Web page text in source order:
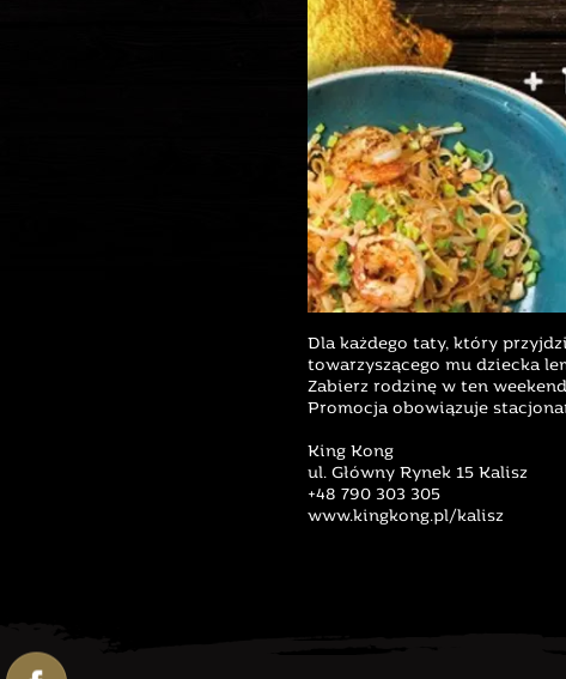
Dla każdego taty, który
towarzyszącego mu dziecka
Zabierz rodzinę w ten
Promocja obowiązuje
King Kong
ul. Główny Rynek 15 Kalisz
+48 790 303 305
www.kingkong.pl/kalisz